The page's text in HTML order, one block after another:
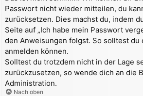
Passwort nicht wieder mitteilen, du
zurücksetzen. Dies machst du, indem
Seite auf „Ich habe mein Passwort
den Anweisungen folgst. So solltest
anmelden können.
Solltest du trotzdem nicht in der Lage
zurückzusetzen, so wende dich an die
Administration.
Nach oben